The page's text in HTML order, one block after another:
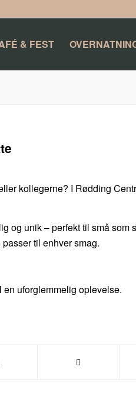
& FEST
kollegerne? I Rødding
og unik – perfekt til små som
til enhver smag.
uforglemmelig oplevelse.